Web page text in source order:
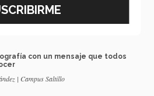
con un mensaje que todos
| Campus Saltillo